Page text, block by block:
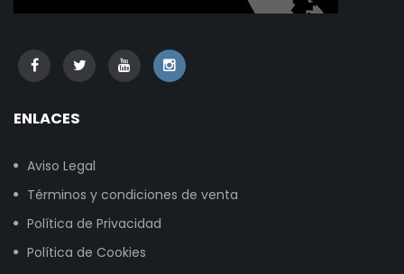
ENLACES
Aviso Legal
Términos y condiciones de venta
Política de Privacidad
Política de Cookies